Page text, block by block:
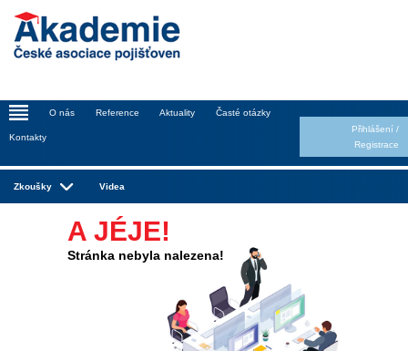
_ O nás Reference Aktuality Časté otázky
Kontakty
Přihlášení/
Registrace
Zkoušky Videa
A JÉJE!
Stránka nebyla nalezena!